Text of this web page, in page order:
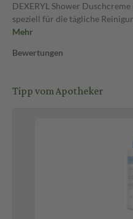
DEXERYL Shower
speziell für die tägliche
Mehr
Bewertungen
Tipp vom Apotheker